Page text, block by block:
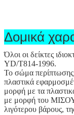
Δομικά
Όλοι οι δείκτες
YD/T814-1996.
Το σώμα περίπτωσης
πλαστικά
μορφή με τα
με μορφή του ΜΙΣΟΥ
λιγότερου βάρους,